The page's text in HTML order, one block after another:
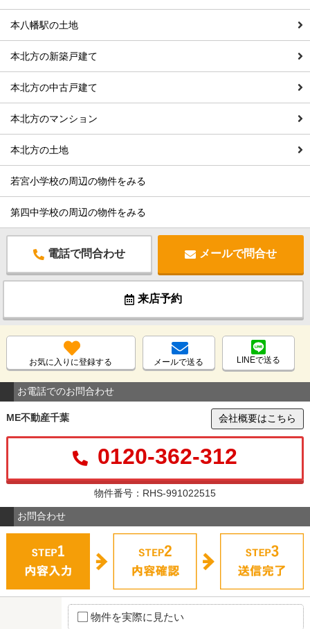
本八幡駅の土地
本北方の新築戸建て
本北方の中古戸建て
本北方のマンション
本北方の土地
若宮小学校の周辺の物件をみる
第四中学校の周辺の物件をみる
電話で問合わせ メールで問合せ
来店予約
お気に入りに登録する メールで送る LINEで送る
お電話でのお問合わせ
ME不動産千葉 会社概要はこちら
0120-362-312
物件番号：RHS-991022515
お問合わせ
物件を実際に見たい